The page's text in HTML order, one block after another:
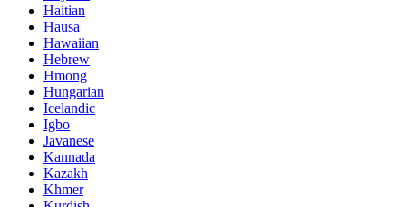
Haitian
Hausa
Hawaiian
Hebrew
Hmong
Hungarian
Icelandic
Igbo
Javanese
Kannada
Kazakh
Khmer